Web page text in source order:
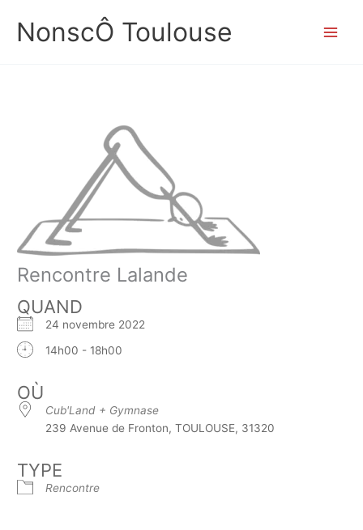
contenu
NonscÔ Toulouse
Rencontre Lalande
QUAND
24 novembre 2022
14h00 - 18h00
OÙ
Cub'Land + Gymnase
239 Avenue de Fronton, TOULOUSE, 31320
TYPE
Rencontre